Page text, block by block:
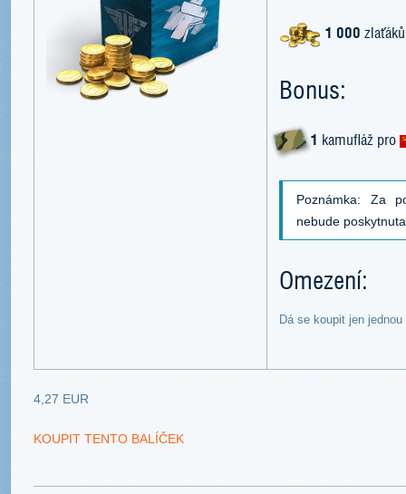
1 000 zlaťáků
Bonus:
1 kamufláž pro
Poznámka: Za
nebude
Omezení:
Dá se koupit jen
4,27 EUR
KOUPIT TENTO BALÍČEK